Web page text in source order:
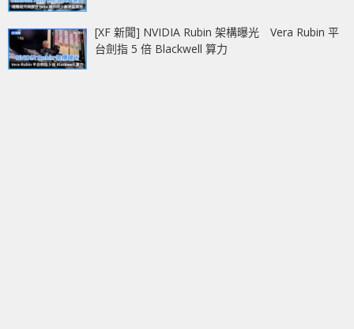
[XF 新聞] NVIDIA Rubin 架構曝光 Vera Rubin 平
台劍指 5 倍 Blackwell 算力